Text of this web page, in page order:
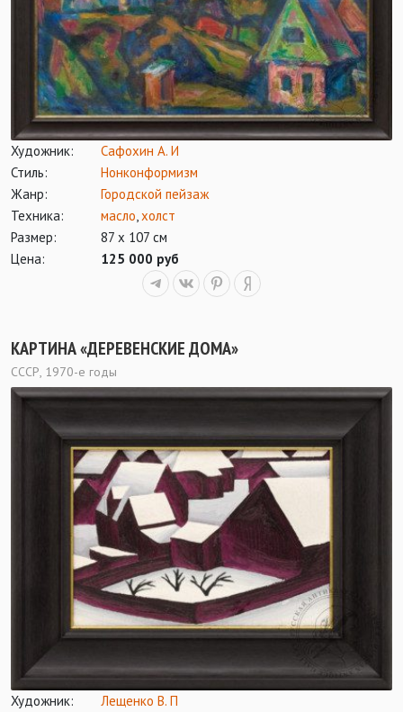
Художник:
Сафохин А. И
Стиль:
Нонконформизм
Жанр:
Городской пейзаж
Техника:
масло,холст
Размер:
87 х 107 см
Цена:
125 000 руб
КАРТИНА «ДЕРЕВЕНСКИЕ ДОМА»
СССР, 1970-е годы
Художник:
Лещенко В. П